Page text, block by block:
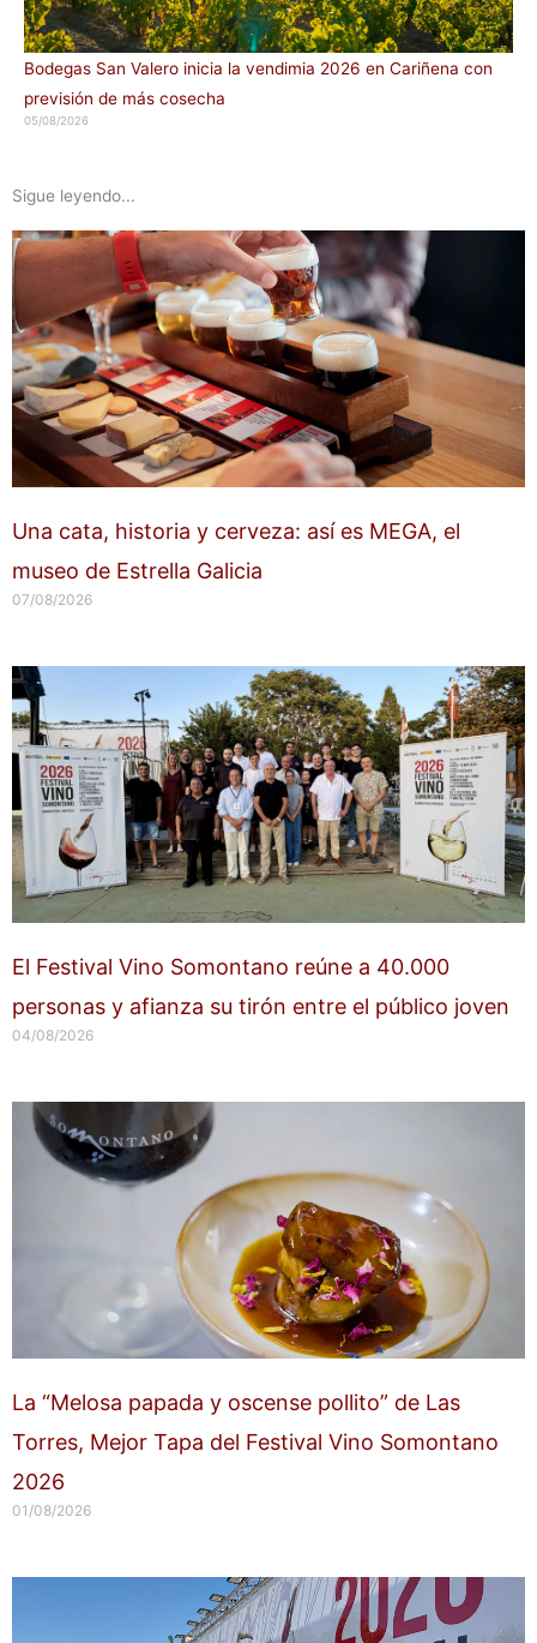
Bodegas San Valero inicia la vendimia 2026 en Cariñena con
previsión de más cosecha
05/08/2026
Sigue leyendo...
Una cata, historia y cerveza: así es MEGA, el
museo de Estrella Galicia
07/08/2026
El Festival Vino Somontano reúne a 40.000
personas y afianza su tirón entre el público joven
04/08/2026
La “Melosa papada y oscense pollito” de Las
Torres, Mejor Tapa del Festival Vino Somontano
2026
01/08/2026